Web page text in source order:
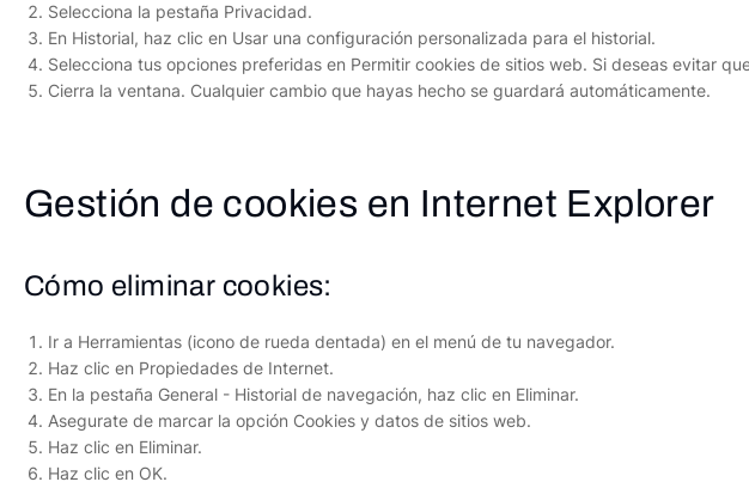
Selecciona la pestaña Privacidad.
En Historial, haz clic en Usar una configuración personalizada para el historial.
Selecciona tus opciones preferidas en Permitir cookies de sitios web. Si deseas evitar
Cierra la ventana. Cualquier cambio que hayas hecho se guardará automáticamente.
Gestión de cookies en Internet Explorer
Cómo eliminar cookies:
Ir a Herramientas (icono de rueda dentada) en el menú de tu navegador.
Haz clic en Propiedades de Internet.
En la pestaña General - Historial de navegación, haz clic en Eliminar.
Asegurate de marcar la opción Cookies y datos de sitios web.
Haz clic en Eliminar.
Haz clic en OK.